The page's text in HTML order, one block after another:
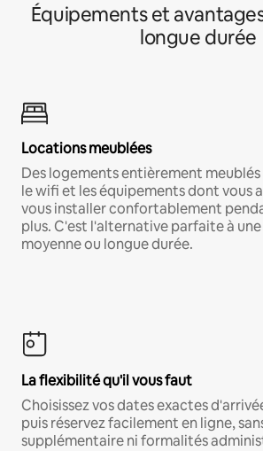
Équipements et
longue durée
Locations meublées
Des logements entièrement meublés
le wifi et les équipements dont vous
vous installer confortablement
plus. C'est l'alternative parfaite à
moyenne ou longue durée.
La flexibilité qu'il vous faut
Choisissez vos dates exactes
puis réservez facilement en ligne,
supplémentaire ni formalités